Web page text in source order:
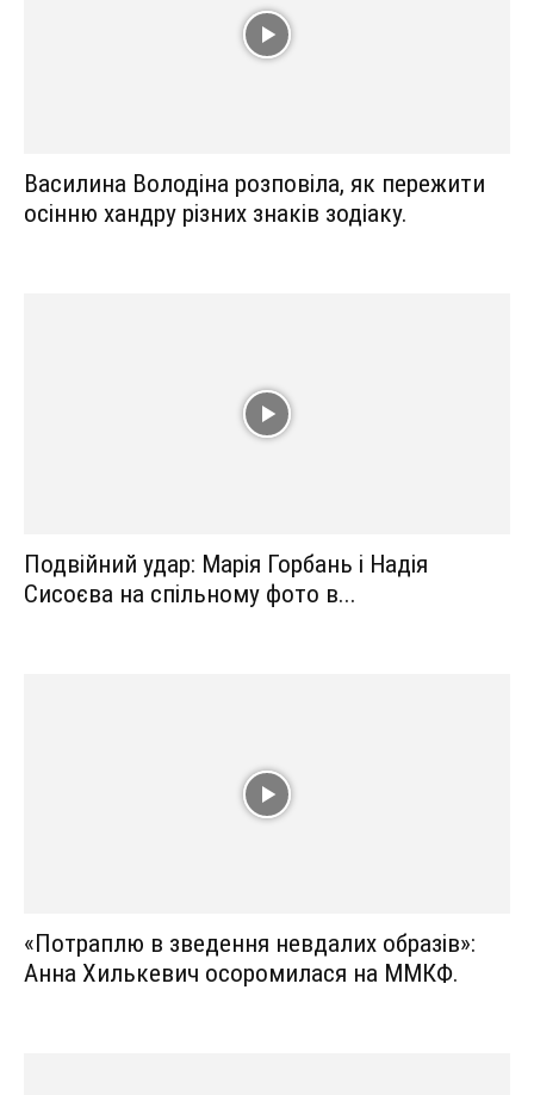
Василина Володіна розповіла, як пережити
осінню хандру різних знаків зодіаку.
Подвійний удар: Марія Горбань і Надія
Сисоєва на спільному фото в...
«Потраплю в зведення невдалих образів»:
Анна Хилькевич осоромилася на ММКФ.